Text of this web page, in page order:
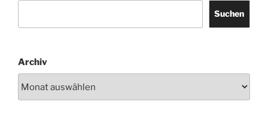
Suchen
Archiv